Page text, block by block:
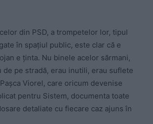
din PSD, a trompetelor lor, tipul
în spațiul public, este clar că e
e ținta. Nu binele acelor sărmani,
de pe stradă, erau inutili, erau suflete
Viorel, care oricum devenise
pentru Sistem, documenta toate
detaliate cu fiecare caz ajuns în